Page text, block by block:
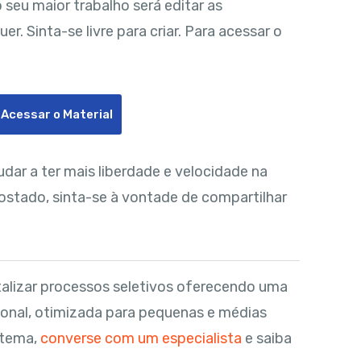
seu maior trabalho será editar as
Sinta-se livre para criar. Para acessar o
o Material
a ter mais liberdade e velocidade na
sinta-se à vontade de compartilhar
processos seletivos oferecendo uma
otimizada para pequenas e médias
converse com um especialista e saiba